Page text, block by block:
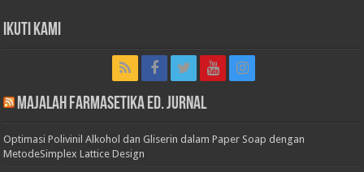
Ikuti Kami
Majalah Farmasetika Ed. Jurnal
Optimasi Polivinil Alkohol dan Gliserin dalam Paper Soap dengan
MetodeSimplex Lattice Design